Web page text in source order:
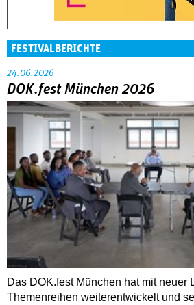
FESTIVALBERICHTE
24.06.2026
DOK.fest München 2026
Das DOK.fest München hat mit neuer
Themenreihen weiterentwickelt und